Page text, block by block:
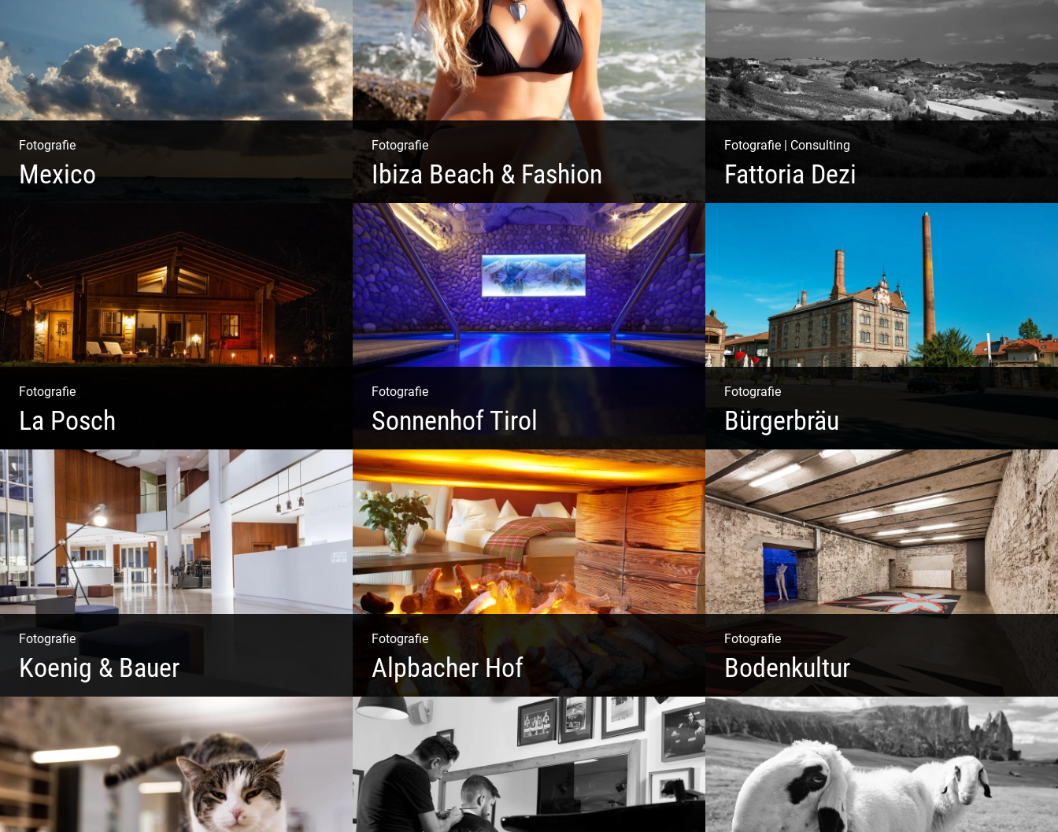
Fotografie
Mexico
Holbox
Fotografie
Ibiza Beach & Fashion
Ibiza Beach & Fashion
Fotografie| Consulting
Fattoria Dezi
Konzeption & Gestaltung | Übersetzung & Medien |
Fotografie
La Posch
Kuschelige Chalets | Traumhaftes Tirol | Luxuriöse
Auszeit | Alpiner Lifestyle
Fotografie
Sonnenhof Tirol
Freundliches Team | Moderne Zimmer | Luxuriöser Spa |
Coole Köche
Fotografie
Bürgerbräu
Gewerbe & Handwerk | Kultur & Kreativität | Urban &
Weltoffen | Gastro & Events
Fotografie
Koenig & Bauer
Moderne Architektur | Offen & Futuristisch | Foyer
Gestaltung | Weite Räume
Fotografie
Alpbacher Hof
Liebevolles Design | Moderne Zimmer | Luxuriöser Spa |
Fotografie
Bodenkultur
Boden & Raumausstattung | Imposantes Gewölbe |
Großzügige Räume | Vintage Stil